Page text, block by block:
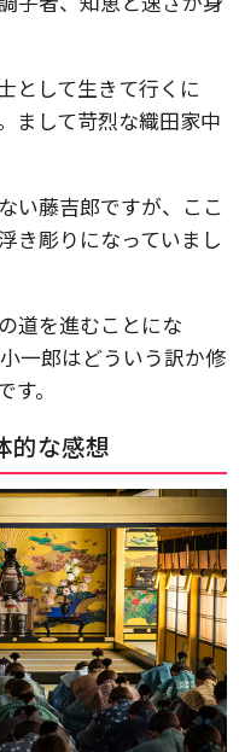
として生きて行くに
まして苛烈な織田家中
い藤吉郎ですが、ここ
き彫りになっていまし
道を進むことにな
一郎はどういう訳か修
。
的な感想